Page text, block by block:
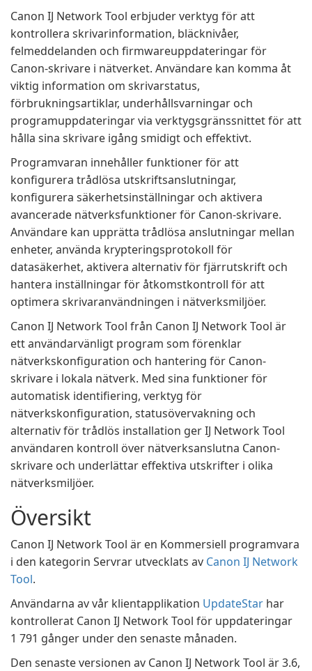
Canon IJ Network Tool erbjuder verktyg för att
kontrollera skrivarinformation, bläcknivåer,
felmeddelanden och firmwareuppdateringar för
Canon-skrivare i nätverket. Användare kan komma åt
viktig information om skrivarstatus,
förbrukningsartiklar, underhållsvarningar och
programuppdateringar via verktygsgränssnittet för att
hålla sina skrivare igång smidigt och effektivt.
Programvaran innehåller funktioner för att
konfigurera trådlösa utskriftsanslutningar,
konfigurera säkerhetsinställningar och aktivera
avancerade nätverksfunktioner för Canon-skrivare.
Användare kan upprätta trådlösa anslutningar mellan
enheter, använda krypteringsprotokoll för
datasäkerhet, aktivera alternativ för fjärrutskrift och
hantera inställningar för åtkomstkontroll för att
optimera skrivaranvändningen i nätverksmiljöer.
Canon IJ Network Tool från Canon IJ Network Tool är
ett användarvänligt program som förenklar
nätverkskonfiguration och hantering för Canon-
skrivare i lokala nätverk. Med sina funktioner för
automatisk identifiering, verktyg för
nätverkskonfiguration, statusövervakning och
alternativ för trådlös installation ger IJ Network Tool
användaren kontroll över nätverksanslutna Canon-
skrivare och underlättar effektiva utskrifter i olika
nätverksmiljöer.
Översikt
Canon IJ Network Tool är en Kommersiell programvara
i den kategorin Servrar utvecklats av Canon IJ Network
Tool.
Användarna av vår klientapplikation UpdateStar har
kontrollerat Canon IJ Network Tool för uppdateringar
1 791 gånger under den senaste månaden.
Den senaste versionen av Canon IJ Network Tool är 3.6,